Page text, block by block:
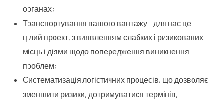
органах;
Транспортування вашого вантажу - для нас це
цілий проект, з виявленням слабких і ризикованих
місць і діями щодо попередження виникнення
проблем;
Систематизація логістичних процесів, що дозволяє
зменшити ризики, дотримуватися термінів,